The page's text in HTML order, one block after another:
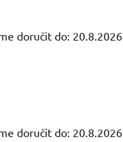
doručit do: 20.8.2026
doručit do: 20.8.2026